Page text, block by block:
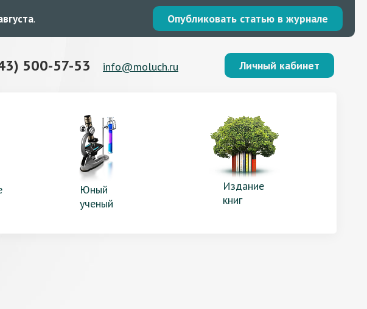
. Опубликовать статью в журнале
500-57-53 info@moluch.ru Личный кабинет
Юный
ученый
Издание
книг